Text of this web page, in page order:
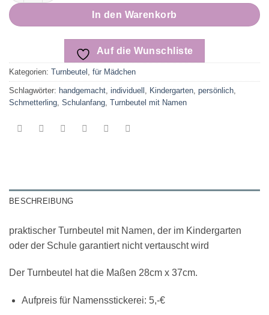
In den Warenkorb
Auf die Wunschliste
Kategorien: Turnbeutel für Mädchen
Schlagwörter: handgemacht individuell Kindergarten persönlich
Schmetterling Schulanfang Turnbeutel mit Namen
BESCHREIBUNG
praktischer Turnbeutel mit Namen, der im Kindergarten
oder der Schule garantiert nicht vertauscht wird
Der Turnbeutel hat die Maßen 28cm x 37cm.
Aufpreis für Namensstickerei: 5,-€